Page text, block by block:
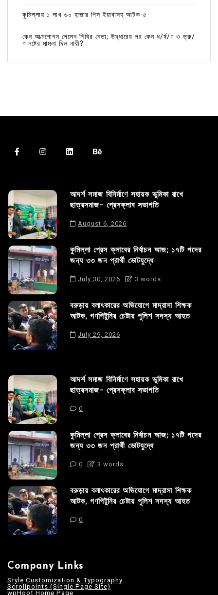
কুমিল্লায় ১ লাখ ৬০ হাজার পিস ইয়াবাসহ আটক-৫
কেন আত্মগোপন গেলেন শিবির নেতা; উদ্ধারের পর কেন ধ/র্ষ/ণ ও ভ্রু/
ণ নষ্টের মামলা দিল নারী?
আদর্শ সমাজ বিনির্মাণে সহায়ক ভুমিকা রাখে
ছাত্রসমাজ- প্রেসক্লাব সভাপতি
August 6, 2026
কুমিল্লা প্রেস ক্লাবের নির্বাচন আজ; ১৭টি পদের
জন্য ৩৩ জন প্রার্থী ভোটযুদ্ধে
July 30, 2026 3 words
বরুড়ায় বলাৎকারের অভিযোগে মাদ্রাসা শিক্ষক
আটক, গণপিটুনির চেষ্টায় পুলিশ সদস্য আহত
July 29, 2026
আদর্শ সমাজ বিনির্মাণে সহায়ক ভুমিকা রাখে
ছাত্রসমাজ- প্রেসক্লাব সভাপতি
0
কুমিল্লা প্রেস ক্লাবের নির্বাচন আজ; ১৭টি পদের
জন্য ৩৩ জন প্রার্থী ভোটযুদ্ধে
0 3 words
বরুড়ায় বলাৎকারের অভিযোগে মাদ্রাসা শিক্ষক
আটক, গণপিটুনির চেষ্টায় পুলিশ সদস্য আহত
0
Company Links
Style Customization & Typography
Scrollpoints (Single Page Site)
wpHoot Home Page